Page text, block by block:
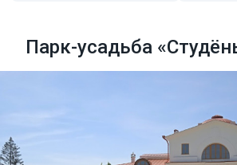
Парк-усадьба